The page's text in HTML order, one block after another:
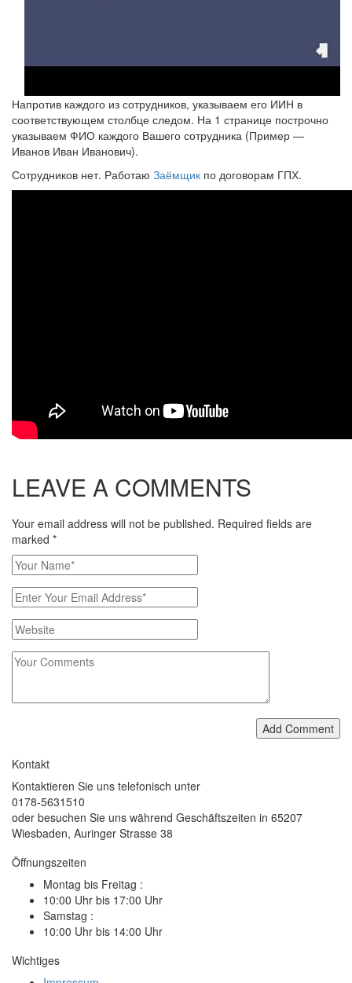
Напротив каждого из сотрудников, указываем его ИИН в
соответствующем столбце следом. На 1 странице построчно
указываем ФИО каждого Вашего сотрудника (Пример —
Иванов Иван Иванович).
Сотрудников нет. Работаю Заёмщик по договорам ГПХ.
LEAVE A COMMENTS
Your email address will not be published. Required fields are
marked *
Add Comment
Kontakt
Kontaktieren Sie uns telefonisch unter
0178-5631510
oder besuchen Sie uns während Geschäftszeiten in 65207
Wiesbaden, Auringer Strasse 38
Öffnungszeiten
Montag bis Freitag :
10:00 Uhr bis 17:00 Uhr
Samstag :
10:00 Uhr bis 14:00 Uhr
Wichtiges